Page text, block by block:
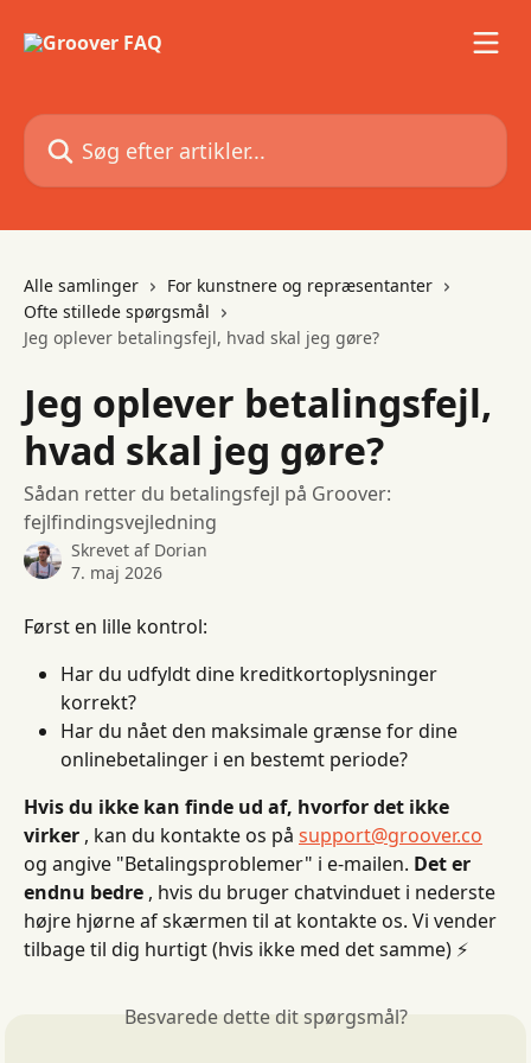
Søg efter artikler...
Alle samlinger
For kunstnere og repræsentanter
Ofte stillede spørgsmål
Jeg oplever betalingsfejl, hvad skal jeg gøre?
Jeg oplever betalingsfejl,
hvad skal jeg gøre?
Sådan retter du betalingsfejl på Groover:
fejlfindingsvejledning
Skrevet af Dorian
7. maj 2026
Først en lille kontrol:
Har du udfyldt dine kreditkortoplysninger
korrekt?
Har du nået den maksimale grænse for dine
onlinebetalinger i en bestemt periode?
Hvis du ikke kan finde ud af, hvorfor det ikke
virker , kan du kontakte os på support@groover.co
og angive "Betalingsproblemer" i e-mailen. Det er
endnu bedre , hvis du bruger chatvinduet i nederste
højre hjørne af skærmen til at kontakte os. Vi vender
tilbage til dig hurtigt (hvis ikke med det samme) ⚡️
Besvarede dette dit spørgsmål?